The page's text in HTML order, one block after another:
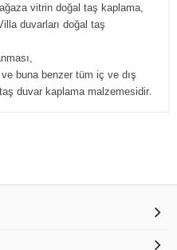
vitrin doğal taş kaplama,
duvarları doğal taş
buna benzer tüm iç ve dış
duvar kaplama malzemesidir.